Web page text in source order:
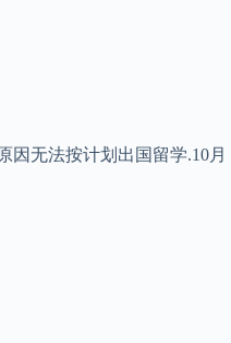
因无法按计划出国留学.10月